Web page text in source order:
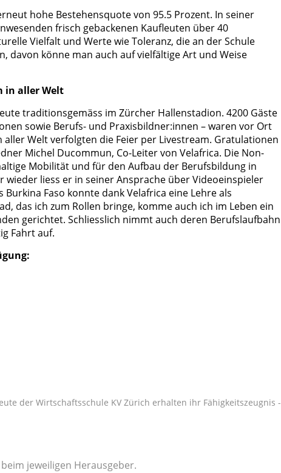
hohe Bestehensquote von 95.5 Prozent. In seiner
frisch gebackenen Kaufleuten über 40
Vielfalt und Werte wie Toleranz, die an der Schule
davon könne man auch auf vielfältige Art und Weise
in aller Welt
traditionsgemäss im Zürcher Hallenstadion. 4200 Gäste
sowie Berufs- und Praxisbildner:innen – waren vor Ort
Welt verfolgten die Feier per Livestream. Gratulationen
Michel Ducommun, Co-Leiter von Velafrica. Die Non-
Mobilität und für den Aufbau der Berufsbildung in
liess er in seiner Ansprache über Videoeinspieler
Faso konnte dank Velafrica eine Lehre als
das ich zum Rollen bringe, komme auch ich im Leben ein
gerichtet. Schliesslich nimmt auch deren Berufslaufbahn
Fahrt auf.
der Wirtschaftsschule KV Zürich erhalten ihr Fähigkeitszeugnis -
jeweiligen Herausgeber.